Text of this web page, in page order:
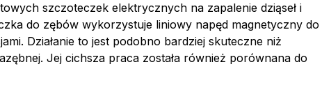
szczoteczek elektrycznych na zapalenie dziąseł i
do zębów wykorzystuje liniowy napęd magnetyczny do
Działanie to jest podobno bardziej skuteczne niż
Jej cichsza praca została również porównana do